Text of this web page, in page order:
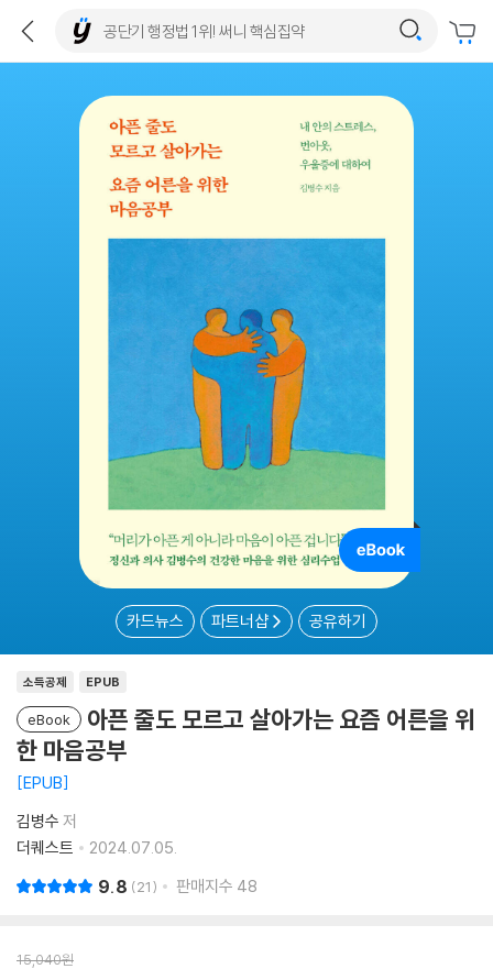
카드뉴스 파트너샵 공유하기
소득공제 EPUB
eBook
아픈 줄도 모르고 살아가는 요즘 어른을 위
한 마음공부
EPUB
김병수 저
더퀘스트
2024.07.05.
9.8 21 판매지수 48
15,040원